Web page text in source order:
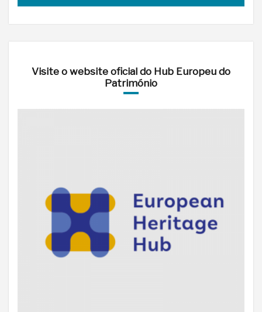
Visite o website oficial do Hub Europeu do
Património